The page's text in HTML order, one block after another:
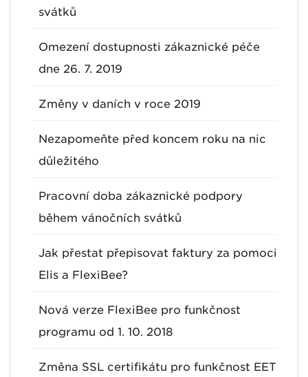
svátků
Omezení dostupnosti zákaznické péče
dne 26. 7. 2019
Změny v daních v roce 2019
Nezapomeňte před koncem roku na nic
důležitého
Pracovní doba zákaznické podpory
během vánočních svátků
Jak přestat přepisovat faktury za pomoci
Elis a FlexiBee?
Nová verze FlexiBee pro funkčnost
programu od 1. 10. 2018
Změna SSL certifikátu pro funkčnost EET